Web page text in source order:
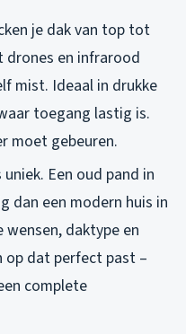
je dak van top tot
drones en infrarood
mist. Ideaal in drukke
toegang lastig is.
moet gebeuren.
uniek. Een oud pand in
dan een modern huis in
wensen, daktype en
op dat perfect past –
complete